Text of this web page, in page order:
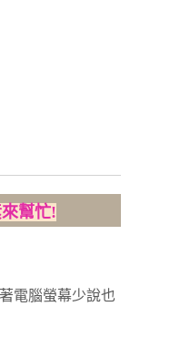
幫忙!
電腦螢幕少說也